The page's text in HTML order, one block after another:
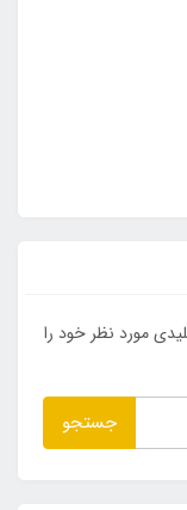
مورد نظر خود را
جستجو